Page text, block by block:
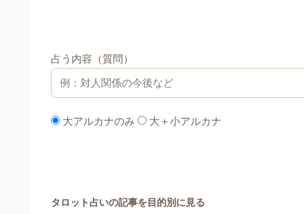
占う内容（質問）
大アルカナのみ 大＋小アルカナ
タロット占いの記事を目的別に見る